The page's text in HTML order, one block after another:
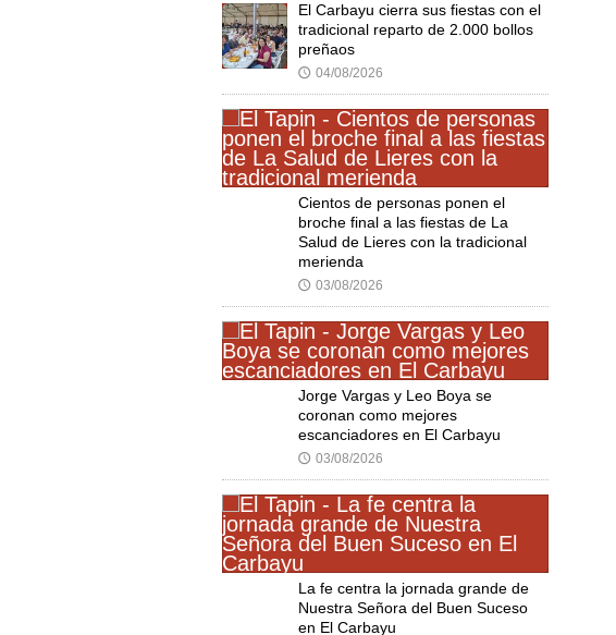
El Carbayu cierra sus fiestas con el
tradicional reparto de 2.000 bollos
preñaos
🕔 04/08/2026
Cientos de personas ponen el
broche final a las fiestas de La
Salud de Lieres con la tradicional
merienda
🕔 03/08/2026
Jorge Vargas y Leo Boya se
coronan como mejores
escanciadores en El Carbayu
🕔 03/08/2026
La fe centra la jornada grande de
Nuestra Señora del Buen Suceso
en El Carbayu